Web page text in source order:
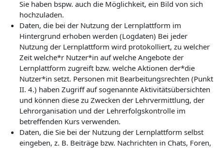
Sie haben bspw. auch die Möglichkeit, ein Bild von sich
hochzuladen.
Daten, die bei der Nutzung der Lernplattform im
Hintergrund erhoben werden (Logdaten) Bei jeder
Nutzung der Lernplattform wird protokolliert, zu welcher
Zeit welche*r Nutzer*in auf welche Angebote der
Lernplattform zugreift bzw. welche Aktionen der*die
Nutzer*in setzt. Personen mit Bearbeitungsrechten (Punkt
II. 4.) haben Zugriff auf sogenannte Aktivitätsübersichten
und können diese zu Zwecken der Lehrvermittlung, der
Lehrorganisation und der Lehrerfolgskontrolle im
betreffenden Kurs verwenden.
Daten, die Sie bei der Nutzung der Lernplattform selbst
eingeben, z. B. Beiträge bzw. Nachrichten in Chats, Foren,